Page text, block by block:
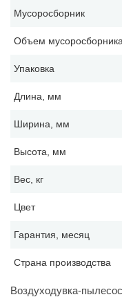
Мусоросборник
Объем
Упаковка
Длина, мм
Ширина, мм
Высота, мм
Вес, кг
Цвет
Гарантия, месяц
Страна производства
Воздуходувка-